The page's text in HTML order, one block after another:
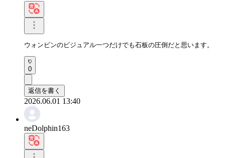
ウォンビンのビジュアル一つだけでも石板の圧倒だと思います。
0
返信を書く
2026.06.01 13:40
neDolphin163